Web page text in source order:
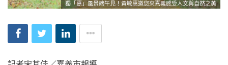
獨「嘉」風景端午見！黃敏惠邀您來嘉義感受人文與自然之美